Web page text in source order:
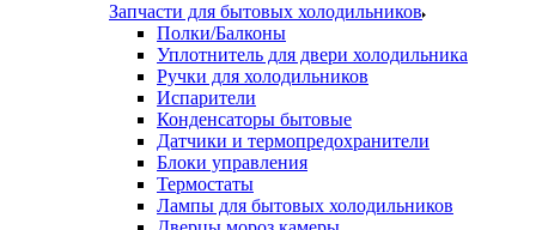
Запчасти для бытовых холодильников
Полки/Балконы
Уплотнитель для двери холодильника
Ручки для холодильников
Испарители
Конденсаторы бытовые
Датчики и термопредохранители
Блоки управления
Термостаты
Лампы для бытовых холодильников